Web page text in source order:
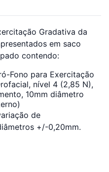
Gradativa da
em saco
contendo:
Fono para Exercitação
nível 4 (2,85 N),
10mm diâmetro
de
+/-0,20mm.